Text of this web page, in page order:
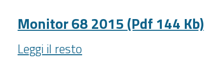
(Pdf
140
Kb)
-
Monitor 68 2015 (Pdf 144 Kb)
Monitor
68
Leggi il resto